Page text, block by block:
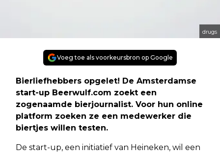
drugs
Voeg toe als voorkeursbron op Google
Bierliefhebbers opgelet! De Amsterdamse
start-up Beerwulf.com zoekt een
zogenaamde bierjournalist. Voor hun online
platform zoeken ze een medewerker die
biertjes willen testen.
De start-up, een initiatief van Heineken, wil een